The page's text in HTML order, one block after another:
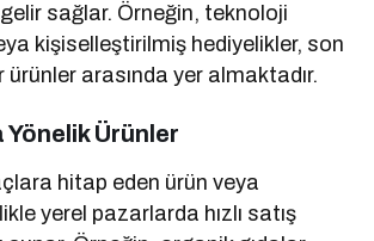
gelir sağlar. Örneğin, teknoloji
kişiselleştirilmiş hediyelikler, son
ürünler arasında yer almaktadır.
Ürünler
hitap eden ürün veya
yerel pazarlarda hızlı satış